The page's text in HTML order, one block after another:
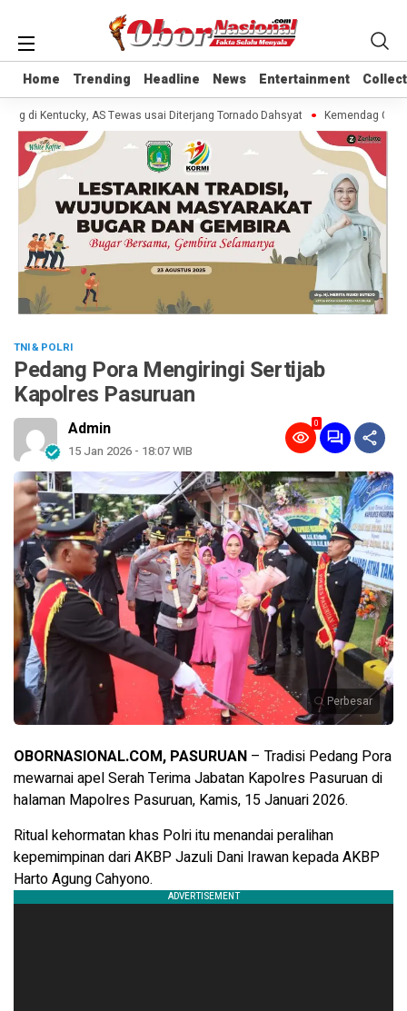
Home Trending Headline News Entertainment
Home Trending Headline News Entertainment
di Kentucky, AS Tewas usai Diterjang Tornado Dahsyat Kemendag Cabut
TNI & POLRI
Pedang Pora Mengiringi Sertijab
Kapolres Pasuruan
Admin
15 Jan 2026 - 18:07 WIB
0
Perbesar
OBORNASIONAL.COM, PASURUAN – Tradisi Pedang Pora
mewarnai apel Serah Terima Jabatan Kapolres Pasuruan di
halaman Mapolres Pasuruan, Kamis, 15 Januari 2026.
Ritual kehormatan khas Polri itu menandai peralihan
kepemimpinan dari AKBP Jazuli Dani Irawan kepada AKBP
Harto Agung Cahyono.